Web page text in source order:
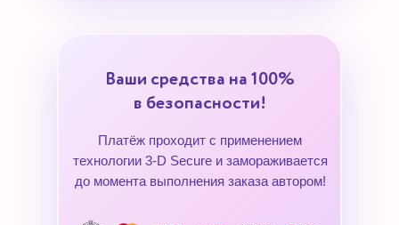
Платёж проходит с применением
технологии 3-D Secure и замораживается
до момента выполнения заказа автором!
Ваши средства на 100%
в безопасности!